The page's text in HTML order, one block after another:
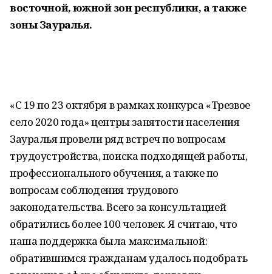
восточной, южной зон республики, а также
зоны Зауралья.
«С 19 по 23 октября в рамках конкурса «Трезвое
село 2020 года» центры занятости населения
Зауралья провели ряд встреч по вопросам
трудоустройства, поиска подходящей работы,
профессионального обучения, а также по
вопросам соблюдения трудового
законодательства. Всего за консультацией
обратились более 100 человек. Я считаю, что
наша поддержка была максимальной:
обратившимся гражданам удалось подобрать